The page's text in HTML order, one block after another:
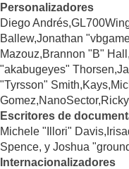
Personalizadores
Diego
Ballew,Jonathan
Mazouz,Brannon "B"
"akabugeyes"
"Tyrsson"
Escritores de
Michele "Illori"
Spence, y Joshua
Internacionalizadores